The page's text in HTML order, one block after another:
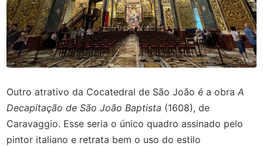
Outro atrativo da Cocatedral de São João é a obraA
Decapitação de São João Baptista (1608), de
Caravaggio. Esse seria o único quadro assinado pelo
pintor italiano e retrata bem o uso do estilo